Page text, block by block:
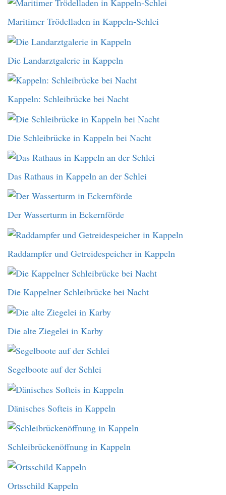
Maritimer Trödelladen in Kappeln-Schlei
Die Landarztgalerie in Kappeln
Kappeln: Schleibrücke bei Nacht
Die Schleibrücke in Kappeln bei Nacht
Das Rathaus in Kappeln an der Schlei
Der Wasserturm in Eckernförde
Raddampfer und Getreidespeicher in Kappeln
Die Kappelner Schleibrücke bei Nacht
Die alte Ziegelei in Karby
Segelboote auf der Schlei
Dänisches Softeis in Kappeln
Schleibrückenöffnung in Kappeln
Ortsschild Kappeln